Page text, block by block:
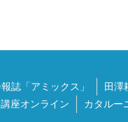
誌「アミックス」
田澤
座オンライン カタルー